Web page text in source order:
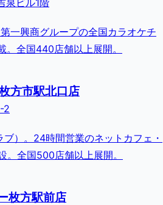
泉ビル1階
一興商グループの全国カラオケチ
。全国440店舗以上展開。
方市駅北口店
2
）。24時間営業のネットカフェ・
。全国500店舗以上展開。
枚方駅前店